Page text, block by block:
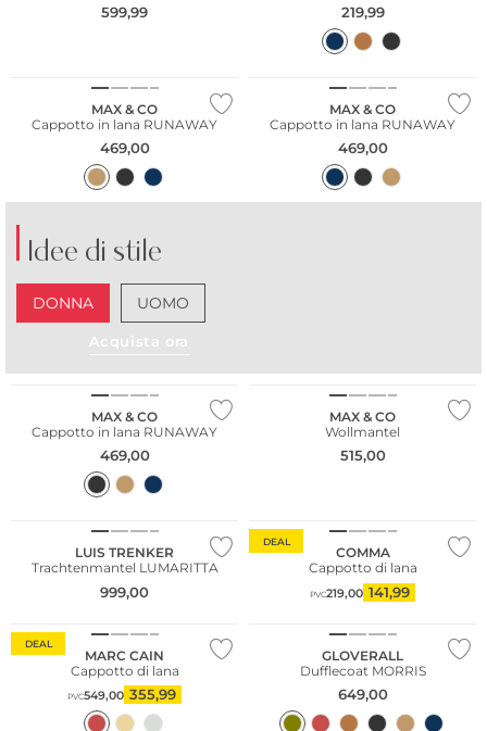
599,99 219,99
MAX & CO
Cappotto in lana RUNAWAY
469,00
MAX & CO
Cappotto in lana RUNAWAY
469,00
Idee di stile
DONNA UOMO
Acquista ora
MAX & CO
Cappotto in lana RUNAWAY
469,00
MAX & CO
Wollmantel
515,00
LUIS TRENKER
Trachtenmantel LUMARITTA
999,00
DEAL
COMMA
Cappotto di lana
PVC219,00 141,99
DEAL
MARC CAIN
Cappotto di lana
PVC549,00 355,99
GLOVERALL
Dufflecoat MORRIS
649,00